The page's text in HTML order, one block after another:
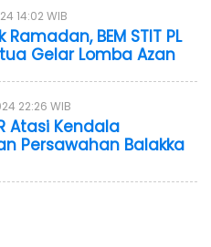
14:02 WIB
BEM STIT PL
Gelar Lomba Azan
22:26 WIB
Atasi Kendala
Persawahan Balakka